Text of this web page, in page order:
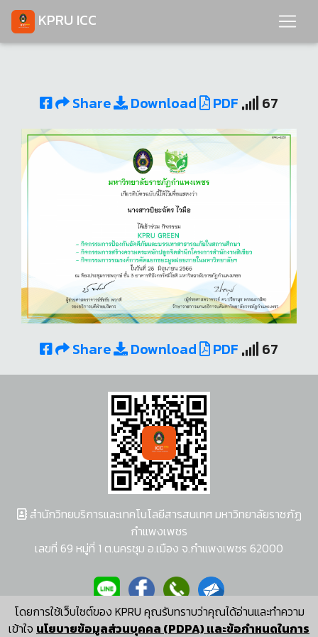
KPRU ICC
Share Download PDF 67
Share Download PDF 67
โดยการใช้เว็บไซต์ของ KPRU คุณรับทราบว่าคุณได้อ่านและทำความ
เข้าใจ นโยบายข้อมูลส่วนบุคคล (PDPA) และข้อกำหนดในการ
สำนักวิทยบริการและเทคโนโลยีสารสนเทศ มหาวิทยาลัยราชภัฏ
กำแพงเพชร
เลขที่ 69 หมู่ที่ 1 ต.นครชุม อ.เมือง จ.กำแพงเพชร 62000
ผู้พัฒนาระบบ อนุชา พวงผกา